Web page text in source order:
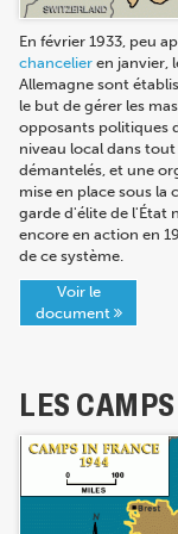
En février 1933, peu
chancelier en janvier,
Allemagne sont
le but de gérer les
opposants politiques
niveau local dans
démantelés, et une
mise en place sous la
garde d'élite de l'État
encore en action en
de ce système.
Voir le
document
LES